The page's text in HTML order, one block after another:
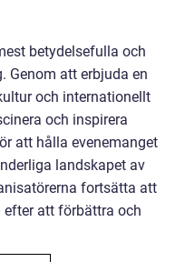
betydelsefulla och
Genom att erbjuda en
och internationellt
och inspirera
att hålla evenemanget
landskapet av
fortsätta att
att förbättra och